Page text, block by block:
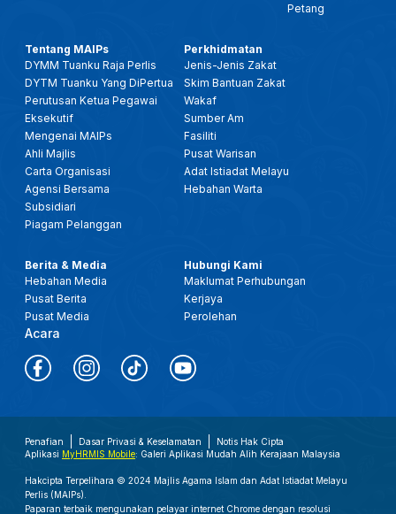
Petang
Tentang MAIPs
DYMM Tuanku Raja Perlis
DYTM Tuanku Yang DiPertua
Perutusan Ketua Pegawai
Eksekutif
Mengenai MAIPs
Ahli Majlis
Carta Organisasi
Agensi Bersama
Subsidiari
Piagam Pelanggan
Perkhidmatan
Jenis-Jenis Zakat
Skim Bantuan Zakat
Wakaf
Sumber Am
Fasiliti
Pusat Warisan
Adat Istiadat Melayu
Hebahan Warta
Berita & Media
Hebahan Media
Pusat Berita
Pusat Media
Acara
Hubungi Kami
Maklumat Perhubungan
Kerjaya
Perolehan
Penafian Dasar Privasi & Keselamatan
Notis Hak Cipta
Aplikasi MyHRMIS Mobile: Galeri Aplikasi Mudah Alih Kerajaan Malaysia
Hakcipta Terpelihara © 2024 Majlis Agama Islam dan Adat Istiadat Melayu
Perlis (MAIPs).
Paparan terbaik mengunakan pelayar internet Chrome dengan resolusi